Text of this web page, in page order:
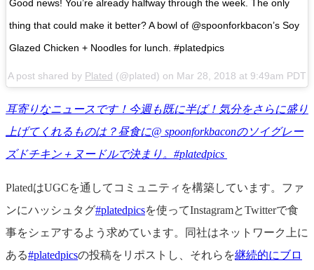
Good news! You’re already halfway through the week. The only
thing that could make it better? A bowl of @spoonforkbacon’s Soy
Glazed Chicken + Noodles for lunch. #platedpics
A post shared by Plated (@plated) on Mar 28, 2018 at 9:49am PDT
耳寄りなニュースです！今週も既に半ば！気分をさらに盛り
上げてくれるものは？昼食に@ spoonforkbaconのソイグレー
ズドチキン＋ヌードルで決まり。#platedpics
PlatedはUGCを通してコミュニティを構築しています。ファ
ンにハッシュタグ#platedpicsを使ってInstagramとTwitterで食
事をシェアするよう求めています。同社はネットワーク上に
ある#platedpicsの投稿をリポストし、それらを継続的にブロ